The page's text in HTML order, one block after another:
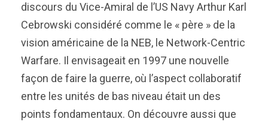
discours du Vice-Amiral de l’US Navy Arthur Karl
Cebrowski considéré comme le « père » de la
vision américaine de la NEB, le Network-Centric
Warfare. Il envisageait en 1997 une nouvelle
façon de faire la guerre, où l’aspect collaboratif
entre les unités de bas niveau était un des
points fondamentaux. On découvre aussi que